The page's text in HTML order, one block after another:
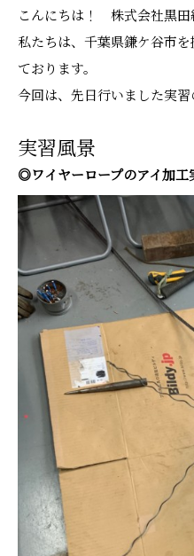
こんにちは！ 株式会社黒田
私たちは、千葉県鎌ケ谷市
ております。
今回は、先日行いました実習
実習風景
◎ワイヤーロープのアイ加工